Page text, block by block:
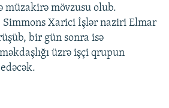
müzakirə mövzusu olub.
Xarici İşlər naziri Elmar
bir gün sonra isə
üzrə işçi qrupun